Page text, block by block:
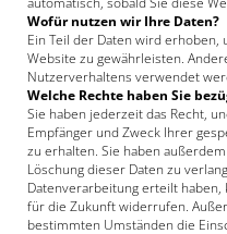
Wofür nutzen wir Ihre Daten?
Ein Teil der Daten wird
Website zu gewährleisten.
Nutzerverhaltens verwendet
Welche Rechte haben Sie
Sie haben jederzeit das Recht,
Empfänger und Zweck Ihrer
zu erhalten. Sie haben
Löschung dieser Daten zu
Datenverarbeitung erteilt
für die Zukunft widerrufen.
bestimmten Umständen die